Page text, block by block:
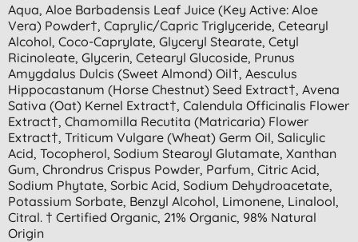
Aqua, Aloe Barbadensis Leaf Juice (key Active: Aloe
Vera) Powder†, Caprylic/capric Triglyceride, Cetearyl
Alcohol, Coco-Caprylate, Glyceryl Stearate, Cetyl
Ricinoleate, Glycerin, Cetearyl Glucoside, Prunus
Amygdalus Dulcis (sweet Almond) Oil†, Aesculus
Hippocastanum (horse Chestnut) Seed Extract†, Avena
Sativa (oat) Kernel Extract†, Calendula Officinalis Flower
Extract†, Chamomilla Recutita (matricaria) Flower
Extract†, Triticum Vulgare (wheat) Germ Oil, Salicylic
Acid, Tocopherol, Sodium Stearoyl Glutamate, Xanthan
Gum, Chrondrus Crispus Powder, Parfum, Citric Acid,
Sodium Phytate, Sorbic Acid, Sodium Dehydroacetate,
Potassium Sorbate, Benzyl Alcohol, Limonene, Linalool,
Citral. † Certified Organic, 21% Organic, 98% Natural
Origin